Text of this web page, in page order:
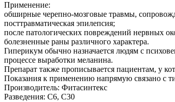
Применение:
обширные черепно-мозговые травмы,
посттравматическая эпилепсия;
после патологических повреждений нервных
болезненные раны различного характера.
Гиперикум обычно назначается людям с
процессе выработки меланина.
Препарат также прописывается пациентам, у
Показания к применению напрямую связано с
Производитель: Фитасинтекс
Разведения: С6, С30